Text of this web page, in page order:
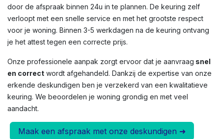
door de afspraak binnen 24u in te plannen. De keuring zelf
verloopt met een snelle service en met het grootste respect
voor je woning. Binnen 3-5 werkdagen na de keuring ontvang
je het attest tegen een correcte prijs.
Onze professionele aanpak zorgt ervoor dat je aanvraag snel
en correct wordt afgehandeld. Dankzij de expertise van onze
erkende deskundigen ben je verzekerd van een kwalitatieve
keuring. We beoordelen je woning grondig en met veel
aandacht.
Maak een afspraak met onze deskundigen ➜